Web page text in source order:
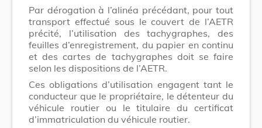
Par dérogation à l’alinéa précédant, pour tout
transport effectué sous le couvert de l’AETR
précité, l’utilisation des tachygraphes, des
feuilles d’enregistrement, du papier en continu
et des cartes de tachygraphes doit se faire
selon les dispositions de l’AETR.
Ces obligations d’utilisation engagent tant le
conducteur que le propriétaire, le détenteur du
véhicule routier ou le titulaire du certificat
d’immatriculation du véhicule routier.